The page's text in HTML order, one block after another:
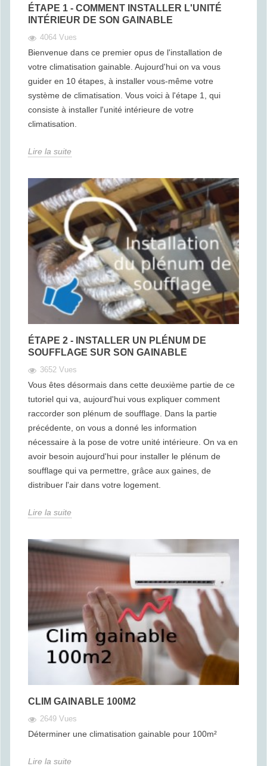
ÉTAPE 1 - COMMENT INSTALLER L'UNITÉ
INTÉRIEUR DE SON GAINABLE
4064 Vues
Bienvenue dans ce premier opus de l'installation de
votre climatisation gainable. Aujourd'hui on va vous
guider en 10 étapes, à installer vous-même votre
système de climatisation. Vous voici à l'étape 1, qui
consiste à installer l'unité intérieure de votre
climatisation.
Lire la suite
ÉTAPE 2 - INSTALLER UN PLÉNUM DE
SOUFFLAGE SUR SON GAINABLE
3652 Vues
Vous êtes désormais dans cette deuxième partie de ce
tutoriel qui va, aujourd'hui vous expliquer comment
raccorder son plénum de soufflage. Dans la partie
précédente, on vous a donné les information
nécessaire à la pose de votre unité intérieure. On va en
avoir besoin aujourd'hui pour installer le plénum de
soufflage qui va permettre, grâce aux gaines, de
distribuer l'air dans votre logement.
Lire la suite
CLIM GAINABLE 100M2
2649 Vues
Déterminer une climatisation gainable pour 100m²
Lire la suite